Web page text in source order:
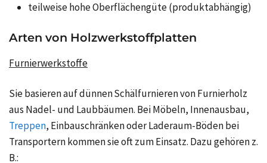
teilweise hohe Oberflächengüte (produktabhängig)
Arten von Holzwerkstoffplatten
Furnierwerkstoffe
Sie basieren auf dünnen Schälfurnieren von Furnierholz
aus Nadel- und Laubbäumen. Bei Möbeln, Innenausbau,
Treppen, Einbauschränken oder Laderaum-Böden bei
Transportern kommen sie oft zum Einsatz. Dazu gehören z.
B.: